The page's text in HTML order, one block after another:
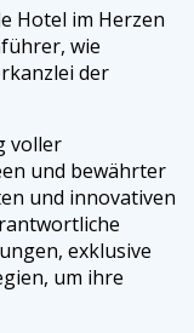
Hotel im Herzen
wie
der
voller
und bewährter
und innovativen
exklusive
um ihre